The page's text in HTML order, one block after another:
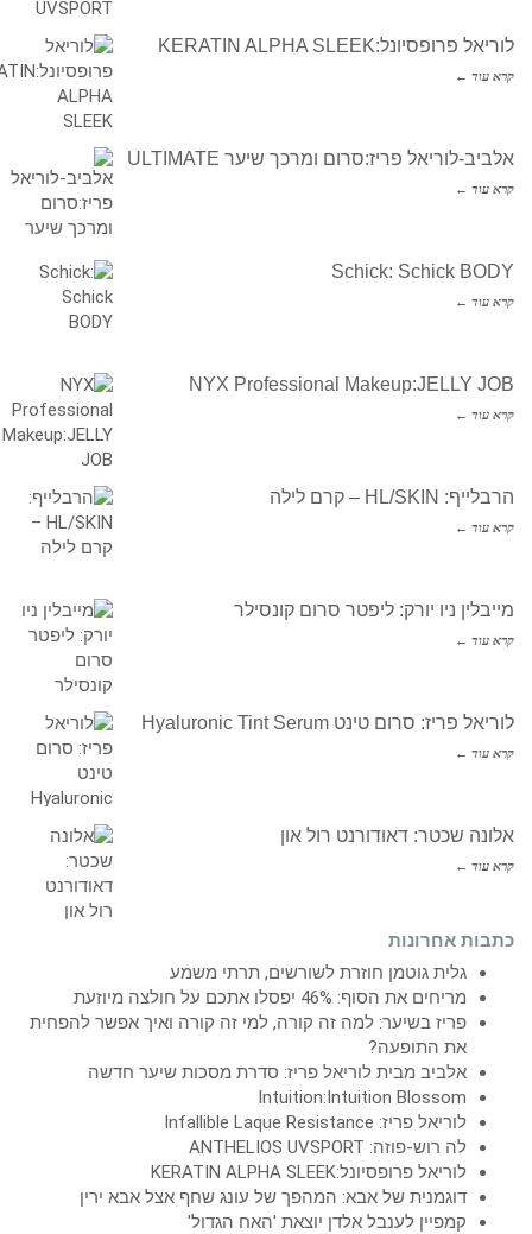
לוריאל פרופסיונל:KERATIN ALPHA SLEEK
קרא עוד ←
אלביב-לוריאל פריז:סרום ומרכך שיער ULTIMATE
קרא עוד ←
Schick: Schick BODY
קרא עוד ←
NYX Professional Makeup:JELLY JOB
קרא עוד ←
הרבלייף: HL/SKIN – קרם לילה
קרא עוד ←
מייבלין ניו יורק: ליפטר סרום קונסילר
קרא עוד ←
לוריאל פריז: סרום טינט Hyaluronic Tint Serum
קרא עוד ←
אלונה שכטר: דאודורנט רול און
קרא עוד ←
כתבות אחרונות
גלית גוטמן חוזרת לשורשים, תרתי משמע
מריחים את הסוף: 46% יפסלו אתכם על חולצה מיוזעת
פריז בשיער: למה זה קורה, למי זה קורה ואיך אפשר להפחית
את התופעה?
אלביב מבית לוריאל פריז: סדרת מסכות שיער חדשה
Intuition:Intuition Blossom
לוריאל פריז: Infallible Laque Resistance
לה רוש-פוזה: ANTHELIOS UVSPORT
לוריאל פרופסיונל:KERATIN ALPHA SLEEK
דוגמנית של אבא: המהפך של עונג שחף אצל אבא ירין
קמפיין לענבל אלדן יוצאת 'האח הגדול'